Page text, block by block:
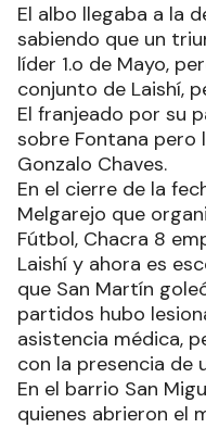
El albo llegaba a la
sabiendo que un
líder 1.o de Mayo,
conjunto de Laishí,
El franjeado por su
sobre Fontana pero
Gonzalo Chaves.
En el cierre de la
Melgarejo que
Fútbol, Chacra 8
Laishí y ahora es
que San Martín
partidos hubo
asistencia médica,
con la presencia de
En el barrio San
quienes abrieron el